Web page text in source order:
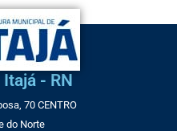
- RN
70 CENTRO
do Norte